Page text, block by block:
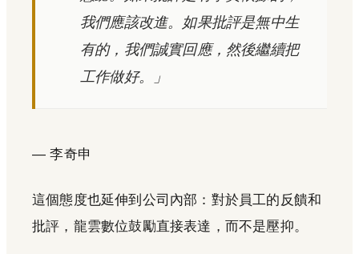
我們應該改進。如果批評是無中生
有的，我們誠實回應，然後繼續把
工作做好。」
— 李奇申
這個態度也延伸到公司內部：對於員工的反饋和
批評，龍雲數位鼓勵直接表達，而不是壓抑。